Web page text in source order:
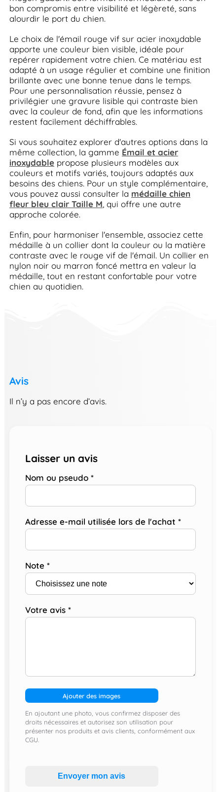
bon compromis entre visibilité et légèreté, sans
alourdir le port du chien.
Le choix de l'émail rouge vif sur acier inoxydable
apporte une couleur bien visible, idéale pour
repérer rapidement votre chien. Ce matériau est
adapté à un usage régulier et combine une finition
brillante avec une bonne tenue dans le temps.
Pour une personnalisation réussie, pensez à
privilégier une gravure lisible qui contraste bien
avec la couleur de fond, afin que les informations
restent facilement déchiffrables.
Si vous souhaitez explorer d'autres options dans la
même collection, la gamme Émail et acier
inoxydablepropose plusieurs modèles aux
couleurs et motifs variés, toujours adaptés aux
besoins des chiens. Pour un style complémentaire,
vous pouvez aussi consulter la médaille chien
fleur bleu clair Taille M, qui offre une autre
approche colorée.
Enfin, pour harmoniser l'ensemble, associez cette
médaille à un collier dont la couleur ou la matière
contraste avec le rouge vif de l'émail. Un collier en
nylon noir ou marron foncé mettra en valeur la
médaille, tout en restant confortable pour votre
chien au quotidien.
Avis
Il n’y a pas encore d’avis.
Laisser un avis
Nom ou pseudo *
Adresse e-mail utilisée lors de l'achat *
Note *
Votre avis *
Ajouter des images
En ajoutant une photo, vous confirmez disposer des
droits nécessaires et autorisez son utilisation pour
présenter nos produits et avis clients, conformément aux
CGU.
Envoyer mon avis